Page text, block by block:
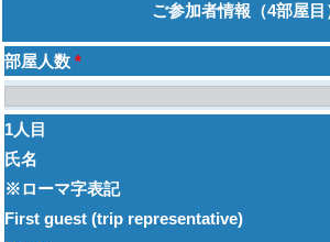
ご参加者情報（4部屋目
部屋人数 *
1人目
氏名
※ローマ字表記
First guest (trip representative)